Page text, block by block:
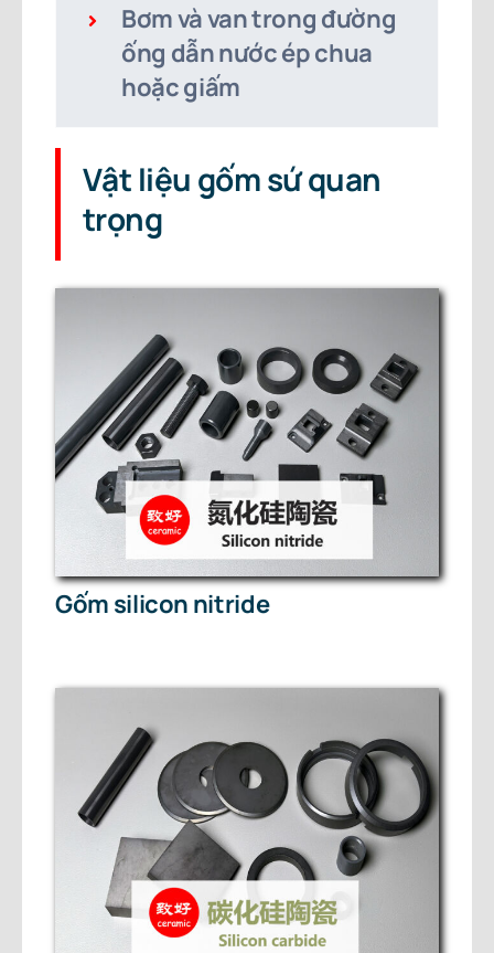
Bơm và van trong đường
ống dẫn nước ép chua
hoặc giấm
Vật liệu gốm sứ quan
trọng
Gốm silicon nitride